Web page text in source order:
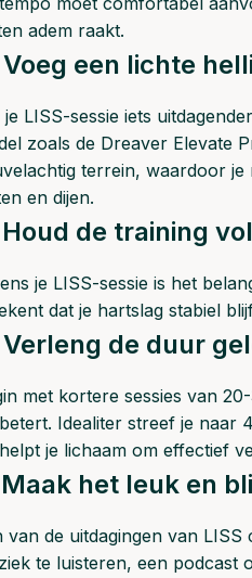
adem raakt.
een lichte
je LISS-sessie iets
zoals de Dreaver Elevate
terrein, waardoor
en dijen.
de training
je LISS-sessie is het
dat je hartslag stabiel
de duur
met kortere sessies van
Idealiter streef je naar
je lichaam om effectief
het leuk en
van de uitdagingen van
te luisteren, een podcast